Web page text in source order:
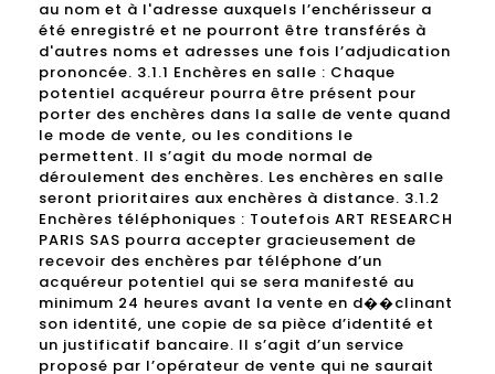
au nom et à l'adresse auxquels l’enchérisseur a
été enregistré et ne pourront être transférés à
d'autres noms et adresses une fois l’adjudication
prononcée. 3.1.1 Enchères en salle : Chaque
potentiel acquéreur pourra être présent pour
porter des enchères dans la salle de vente quand
le mode de vente, ou les conditions le
permettent. Il s’agit du mode normal de
déroulement des enchères. Les enchères en salle
seront prioritaires aux enchères à distance. 3.1.2
Enchères téléphoniques : Toutefois ART RESEARCH
PARIS SAS pourra accepter gracieusement de
recevoir des enchères par téléphone d’un
acquéreur potentiel qui se sera manifesté au
minimum 24 heures avant la vente en d��clinant
son identité, une copie de sa pièce d’identité et
un justificatif bancaire. Il s’agit d’un service
proposé par l’opérateur de vente qui ne saurait